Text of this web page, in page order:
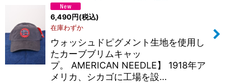
6,490円(税込)
在庫わずか
ウォッシュドピグメント生地を使用し
たカーブブリムキャッ
プ。 AMERICAN NEEDLE】 1918年ア
メリカ、シカゴに工場を設…